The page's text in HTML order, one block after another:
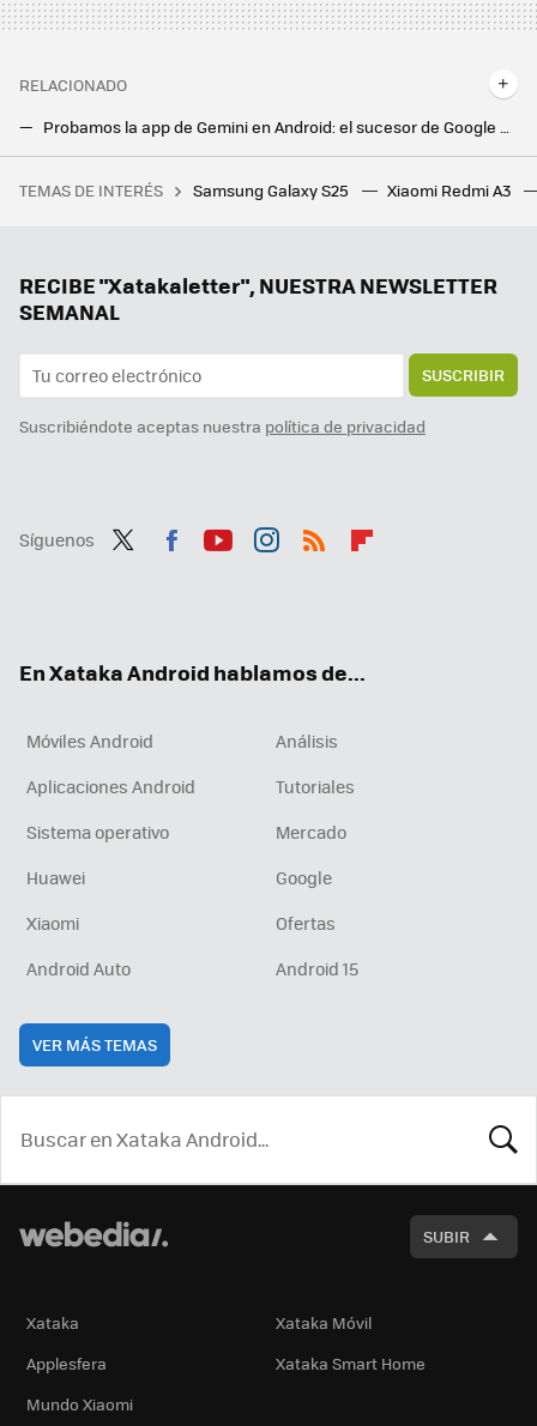
RELACIONADO
Probamos la app de Gemini en Android: el sucesor de Google Assistant tiene nuevos trucos bajo la manga
En 1970, un zoólogo soltó una especie de roedor en el Cáucaso para repoblarlo. Un siglo después el destrozo es gigantesco
TEMAS DE INTERÉS Samsung Galaxy S25 Xiaomi Redmi A3
RECIBE "Xatakaletter", NUESTRA NEWSLETTER
SEMANAL
SUSCRIBIR
Suscribiéndote aceptas nuestra política de privacidad
Síguenos
En Xataka Android hablamos de...
Móviles Android
Análisis
Aplicaciones Android
Tutoriales
Sistema operativo
Mercado
Huawei
Google
Xiaomi
Ofertas
Android Auto
Android 15
VER MÁS TEMAS
SUBIR
Xataka
Xataka Móvil
Applesfera
Xataka Smart Home
Mundo Xiaomi